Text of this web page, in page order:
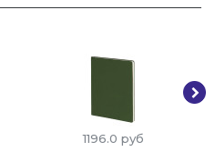
1196.0 руб